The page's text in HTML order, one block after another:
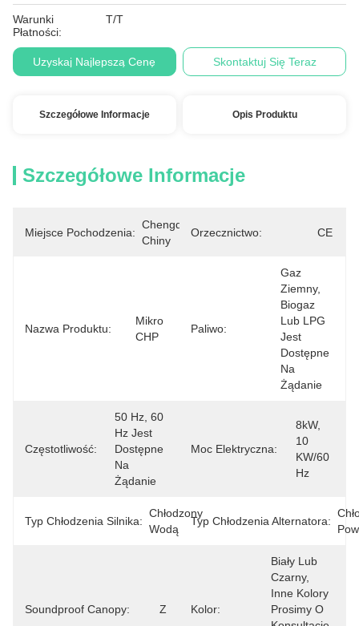
Warunki
Płatności:
T/T
Uzyskaj Najlepszą Cenę Skontaktuj Się Teraz
Szczegółowe Informacje Opis Produktu
Szczegółowe Informacje
Miejsce Pochodzenia:
Chengdu,
Chiny
Orzecznictwo: CE
Nazwa Produktu:
Mikro
CHP
Paliwo:
Gaz
Ziemny,
Biogaz
Lub LPG
Jest
Dostępne
Na
Żądanie
Częstotliwość:
50 Hz, 60
Hz Jest
Dostępne
Na
Żądanie
Moc Elektryczna:
8kW,
10
KW/60
Hz
Typ Chłodzenia Silnika:
Chłodzony
Wodą
Typ Chłodzenia Alternatora:
Soundproof Canopy: Z Kolor:
Biały Lub
Czarny,
Inne Kolory
Prosimy O